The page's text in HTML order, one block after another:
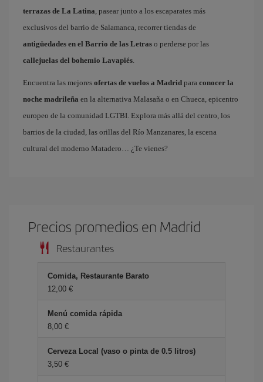
terrazas de La Latina, pasear junto a los escaparates más
exclusivos del barrio de Salamanca, recorrer tiendas de
antigüedades en el Barrio de las Letras o perderse por las
callejuelas del bohemio Lavapiés.
Encuentra las mejores ofertas de vuelos a Madrid para conocer la
noche madrileña en la alternativa Malasaña o en Chueca, epicentro
europeo de la comunidad LGTBI. Explora más allá del centro, los
barrios de la ciudad, las orillas del Río Manzanares, la escena
cultural del moderno Matadero… ¿Te vienes?
Precios promedios en Madrid
Restaurantes
Comida, Restaurante Barato
12,00 €
Menú comida rápida
8,00 €
Cerveza Local (vaso o pinta de 0.5 litros)
3,50 €